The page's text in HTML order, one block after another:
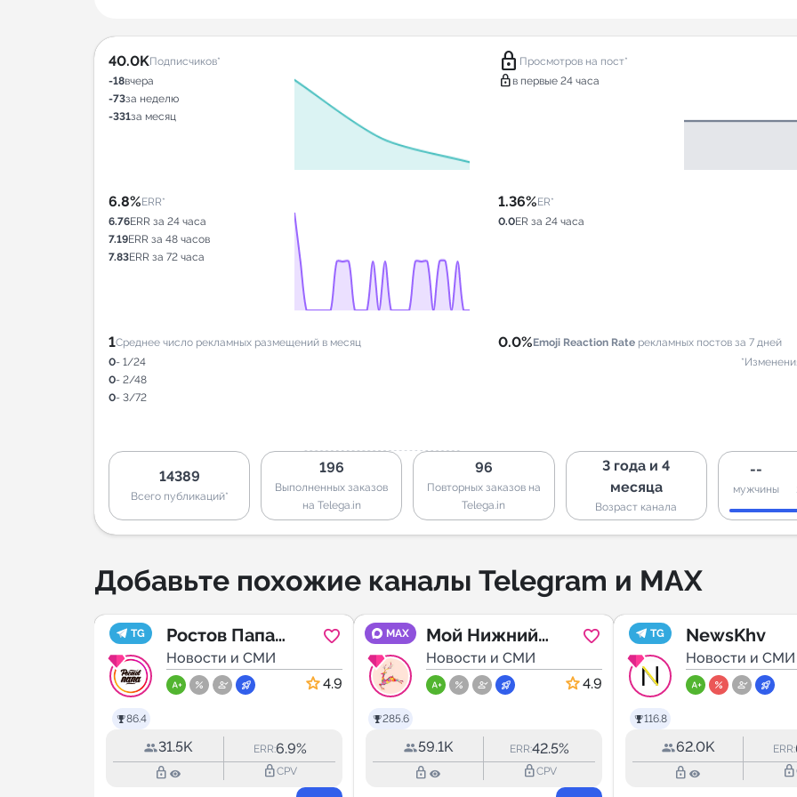
40.0KПодписчиков*
-18вчера
-73за неделю
-331за месяц
lock Просмотров на пост*
lock в первые 24 часа
6.8%ERR*
6.76ERR за 24 часа
7.19ERR за 48 часов
7.83ERR за 72 часа
1.36%ER*
0.0ER за 24 часа
1Среднее число рекламных размещений в месяц
0- 1/24
0- 2/48
0- 3/72
0.0%Emoji Reaction Rate рекламных постов за 7 дней
14389
Всего публикаций*
196
Выполненных заказов
на Telega.in
96
Повторных заказов на
Telega.in
3 года и 4
месяца
Возраст канала
--
мужчины
Добавьте похожие каналы Telegram и MAX
TG
86.4
Ростов Папа
Ростов-на-Дону
Новости и СМИ
4.9
31.5K ERR:6.9%
lock_outline lock_outlineCPV
MAX
285.6
Мой Нижний
Новгород
Новости и СМИ
4.9
59.1K ERR:42.5%
lock_outline lock_outlineCPV
TG
116.8
NewsKhv
Новости и СМИ
62.0K ERR:
lock_outline lock_outline